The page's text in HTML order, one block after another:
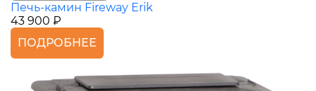
Печь-камин Fireway Erik
43 900 ₽
ПОДРОБНЕЕ